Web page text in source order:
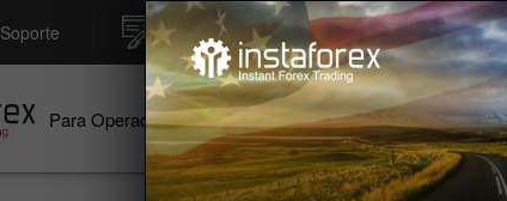
Soporte Apertura instantánea de la cuenta
Para Operadores Para Principiantes Para